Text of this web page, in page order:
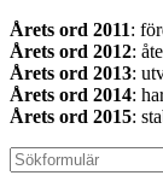
Årets ord 2011:
Årets ord 2012:
Årets ord 2013:
Årets ord 2014:
Årets ord 2015: